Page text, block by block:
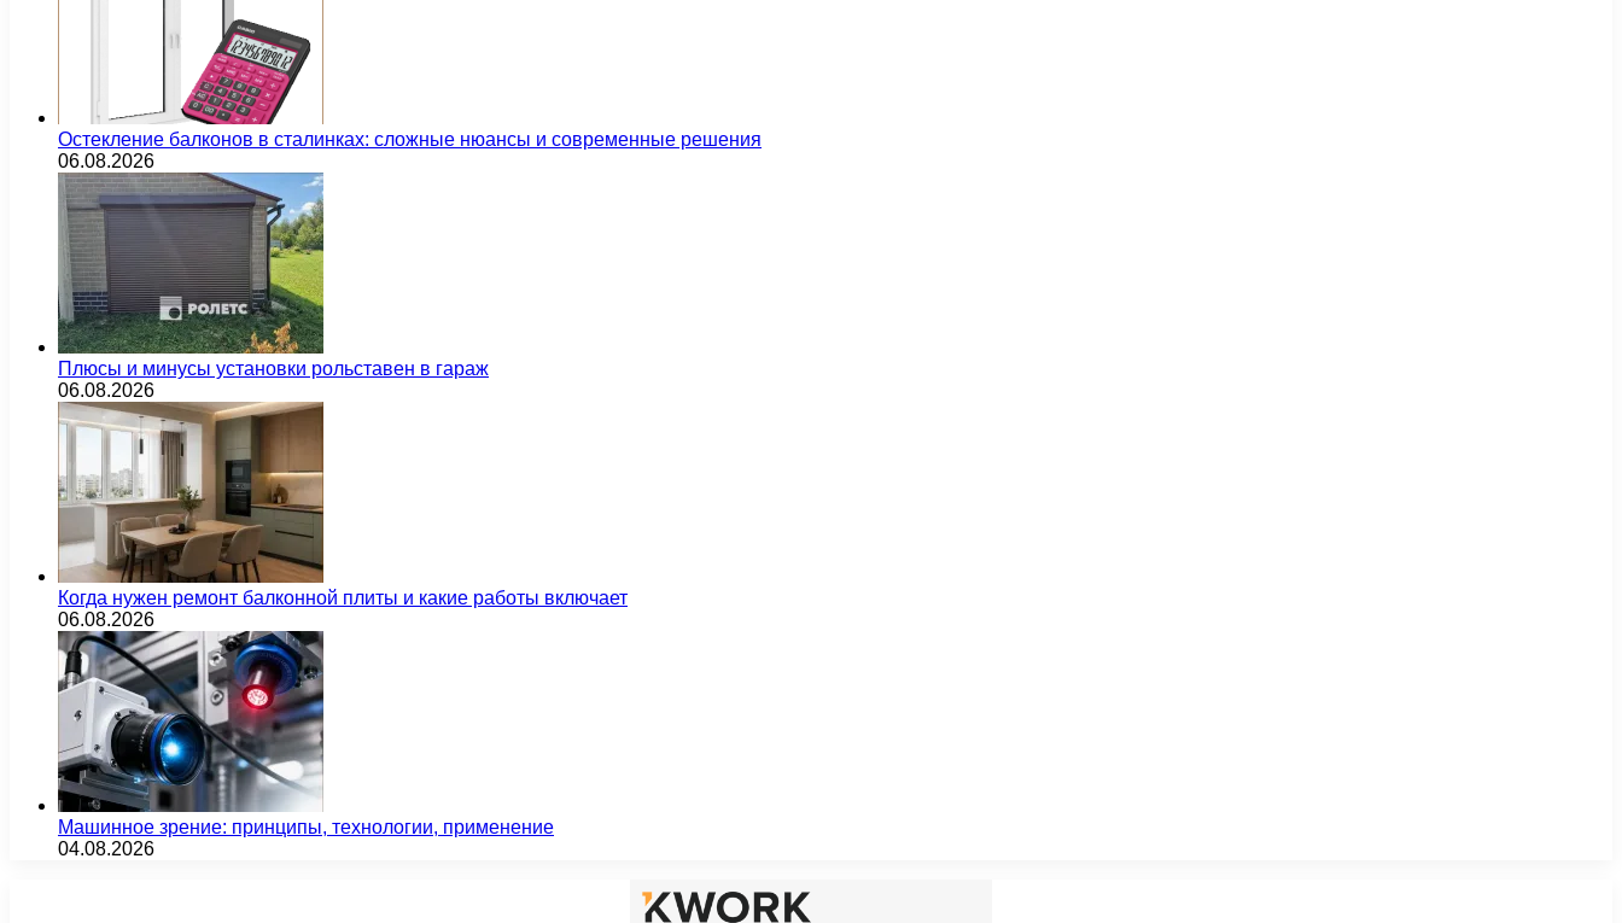
Остекление балконов в сталинках: сложные нюансы и современные решения
06.08.2026
Плюсы и минусы установки рольставен в гараж
06.08.2026
Когда нужен ремонт балконной плиты и какие работы включает
06.08.2026
Машинное зрение: принципы, технологии, применение
04.08.2026